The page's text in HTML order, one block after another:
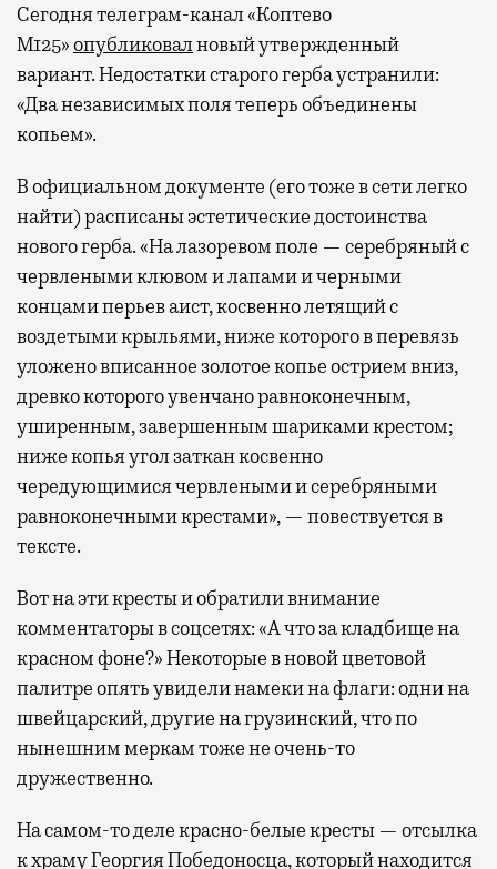
Сегодня телеграм-канал «Коптево
М125»опубликовалновый утвержденный
вариант. Недостатки старого герба устранили:
«Два независимых поля теперь объединены
копьем».
В официальном документе (его тоже в сети легко
найти) расписаны эстетические достоинства
нового герба. «На лазоревом поле — серебряный с
червлеными клювом и лапами и черными
концами перьев аист, косвенно летящий с
воздетыми крыльями, ниже которого в перевязь
уложено вписанное золотое копье острием вниз,
древко которого увенчано равноконечным,
уширенным, завершенным шариками крестом;
ниже копья угол заткан косвенно
чередующимися червлеными и серебряными
равноконечными крестами», — повествуется в
тексте.
Вот на эти кресты и обратили внимание
комментаторы в соцсетях: «А что за кладбище на
красном фоне?» Некоторые в новой цветовой
палитре опять увидели намеки на флаги: одни на
швейцарский, другие на грузинский, что по
нынешним меркам тоже не очень-то
дружественно.
На самом-то деле красно-белые кресты — отсылка
к храму Георгия Победоносца, который находится